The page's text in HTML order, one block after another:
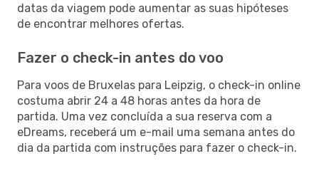
datas da viagem pode aumentar as suas hipóteses
de encontrar melhores ofertas.
Fazer o check-in antes do voo
Para voos de Bruxelas para Leipzig, o check-in online
costuma abrir 24 a 48 horas antes da hora de
partida. Uma vez concluída a sua reserva com a
eDreams, receberá um e-mail uma semana antes do
dia da partida com instruções para fazer o check-in.